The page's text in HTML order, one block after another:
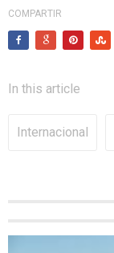
COMPARTIR
In this article
Internacional